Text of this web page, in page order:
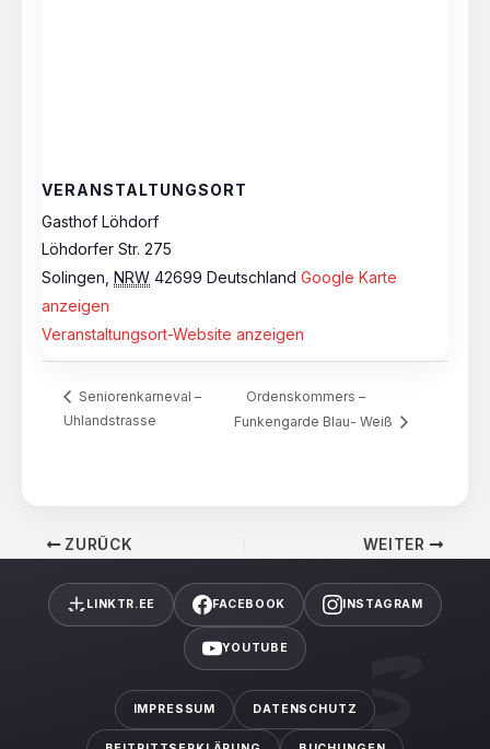
VERANSTALTUNGSORT
Gasthof Löhdorf
Löhdorfer Str. 275
Solingen NRW 42699 Deutschland Google Karte
anzeigen
Veranstaltungsort-Website anzeigen
Seniorenkarneval –
Uhlandstrasse
Ordenskommers –
Funkengarde Blau- Weiß
ZURÜCK WEITER
LINKTR.EE FACEBOOK INSTAGRAM
YOUTUBE
IMPRESSUM DATENSCHUTZ